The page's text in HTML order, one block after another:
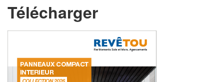
Télécharger